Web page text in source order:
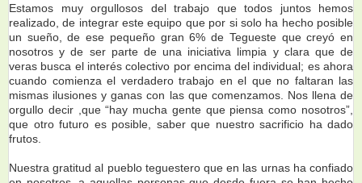
Estamos muy orgullosos del trabajo que todos juntos hemos
realizado, de integrar este equipo que por si solo ha hecho posible
un sueño, de ese pequeño gran 6% de Tegueste que creyó en
nosotros y de ser parte de una iniciativa limpia y clara que de
veras busca el interés colectivo por encima del individual; es ahora
cuando comienza el verdadero trabajo en el que no faltaran las
mismas ilusiones y ganas con las que comenzamos. Nos llena de
orgullo decir ,que “hay mucha gente que piensa como nosotros”,
que otro futuro es posible, saber que nuestro sacrificio ha dado
frutos.
Nuestra gratitud al pueblo teguestero que en las urnas ha confiado